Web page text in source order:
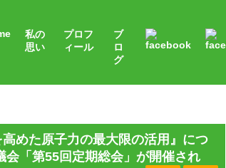
私の
思い
プロフ
ィール
ブ
ロ
グ
めた原子力の最大限の活用』につ
「第55回定期総会」が開催され